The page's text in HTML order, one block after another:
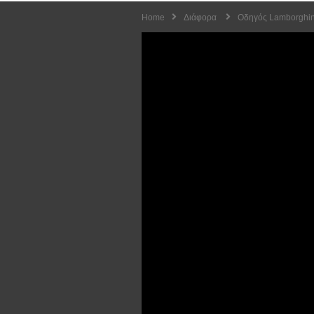
Home Διάφορα Οδηγός